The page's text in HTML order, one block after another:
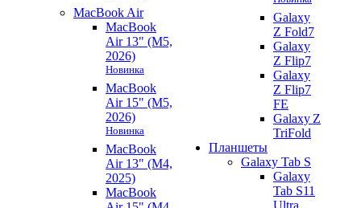
MacBook Air
MacBook
Air 13" (M5,
2026)
Новинка
MacBook
Air 15" (M5,
2026)
Новинка
MacBook
Air 13" (M4,
2025)
MacBook
Galaxy
Z Fold7
Galaxy
Z Flip7
Galaxy
Z Flip7
FE
Galaxy Z
TriFold
Планшеты
Galaxy Tab S
Galaxy
Tab S11
Ultra